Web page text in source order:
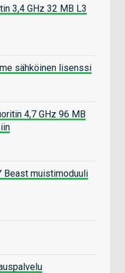
3,4 GHz 32 MB L3
sähköinen lisenssi
4,7 GHz 96 MB
Beast muistimoduuli